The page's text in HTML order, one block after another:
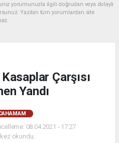
yorumunuzla ilgili doğrudan veya dolaylı
Yazılan tüm yorumlardan site
Çarşısı
Yandı
08.04.2021 - 17:27
okundu.